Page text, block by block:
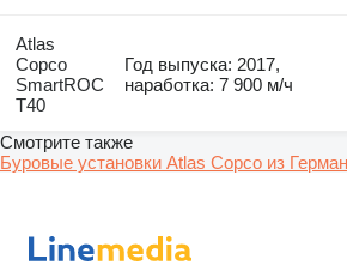
Atlas
Copco
SmartROC
T40
Год выпуска: 2017,
наработка: 7 900 м/ч
Смотрите также
Буровые установки Atlas Copco из